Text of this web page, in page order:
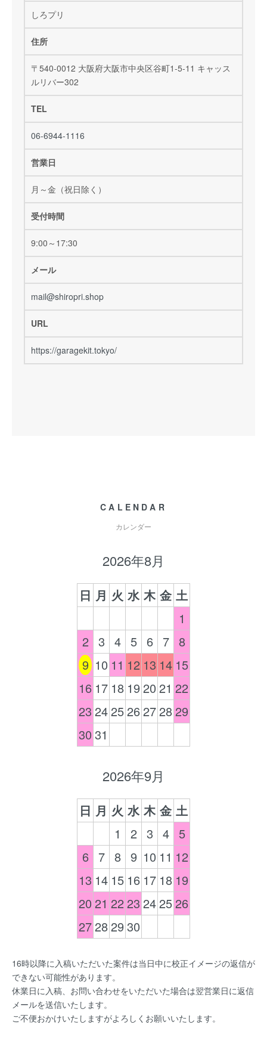
しろプリ
住所
〒540-0012 大阪府大阪市中央区谷町1-5-11 キャッス
ルリバー302
TEL
06-6944-1116
営業日
月～金（祝日除く）
受付時間
9:00～17:30
メール
mail@shiropri.shop
URL
https://garagekit.tokyo/
CALENDAR
カレンダー
2026年8月
日 月 火 水 木 金 土
1
2 3 4 5 6 7 8
9 10 11 12 13 14 15
16 17 18 19 20 21 22
23 24 25 26 27 28 29
30 31
2026年9月
日 月 火 水 木 金 土
1
2 3 4 5
6
7 8 9 10 11 12
13 14 15 16 17 18 19
20 21 22 23 24 25 26
27 28 2930
16時以降に入稿いただいた案件は当日中に校正イメージの返信が
できない可能性があります。
休業日に入稿、お問い合わせをいただいた場合は翌営業日に返信
メールを送信いたします。
ご不便おかけいたしますがよろしくお願いいたします。